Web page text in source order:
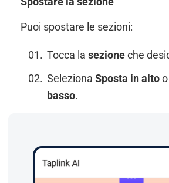
Puoi spostare le sezioni:
Tocca la sezioneche
Seleziona Sposta in altoo
basso.